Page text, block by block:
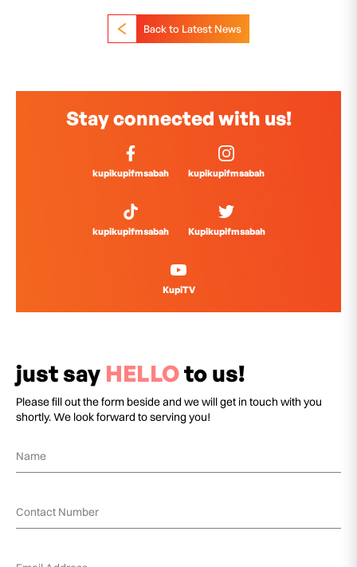
Back to Latest News
Stay connected with us!
kupikupifmsabah kupikupifmsabah
kupikupifmsabah Kupikupifmsabah
KupiTV
just say HELLOto us!
Please fill out the form beside and we will get in touch with you
shortly. We look forward to serving you!